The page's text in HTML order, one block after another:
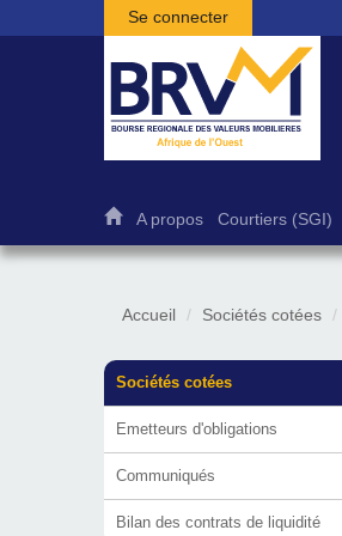
Aller au contenu principal
Se connecter
A propos Courtiers (SGI)
Accueil Sociétés cotées
Sociétés cotées
Emetteurs d'obligations
Communiqués
Bilan des contrats de liquidité